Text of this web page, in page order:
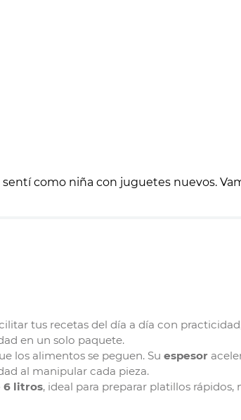
como niña con juguetes nuevos.
tus recetas del día a día con
en un solo paquete.
los alimentos se peguen. Su espesor
al manipular cada pieza.
6 litros, ideal para preparar platillos